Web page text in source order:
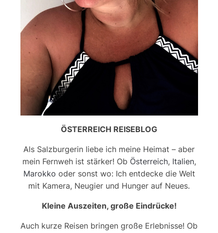
ÖSTERREICH REISEBLOG
Als Salzburgerin liebe ich meine Heimat – aber
mein Fernweh ist stärker! Ob Österreich, Italien,
Marokko oder sonst wo: Ich entdecke die Welt
mit Kamera, Neugier und Hunger auf Neues.
Kleine Auszeiten, große Eindrücke!
Auch kurze Reisen bringen große Erlebnisse! Ob